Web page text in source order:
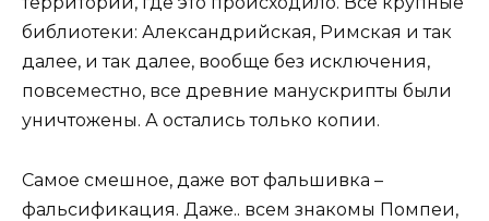
библиотеки: Александрийская, Римская и так
далее, и так далее, вообще без исключения,
повсеместно, все древние манускрипты были
уничтожены. А остались только копии.
Самое смешное, даже вот фальшивка –
фальсификация. Даже.. всем знакомы Помпеи,